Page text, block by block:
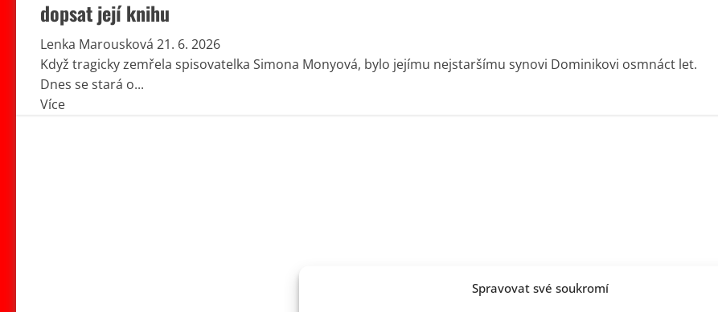
Spravovat své soukromí
dopsat její knihu
Lenka Marousková 21. 6. 2026
Když tragicky zemřela spisovatelka Simona Monyová, bylo jejímu nejstaršímu synovi Dominikovi osmnáct let.
Dnes se stará o...
VíceRead